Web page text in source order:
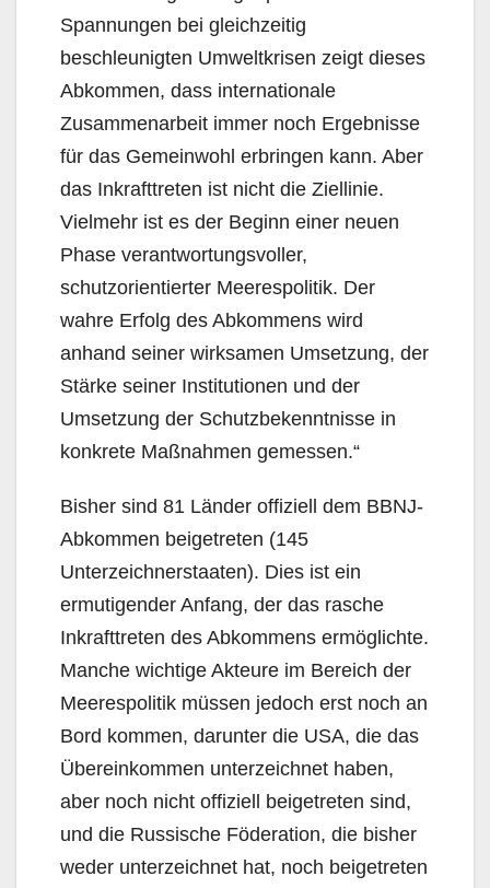
Spannungen bei gleichzeitig
beschleunigten Umweltkrisen zeigt dieses
Abkommen, dass internationale
Zusammenarbeit immer noch Ergebnisse
für das Gemeinwohl erbringen kann. Aber
das Inkrafttreten ist nicht die Ziellinie.
Vielmehr ist es der Beginn einer neuen
Phase verantwortungsvoller,
schutzorientierter Meerespolitik. Der
wahre Erfolg des Abkommens wird
anhand seiner wirksamen Umsetzung, der
Stärke seiner Institutionen und der
Umsetzung der Schutzbekenntnisse in
konkrete Maßnahmen gemessen.“
Bisher sind 81 Länder offiziell dem BBNJ-
Abkommen beigetreten (145
Unterzeichnerstaaten). Dies ist ein
ermutigender Anfang, der das rasche
Inkrafttreten des Abkommens ermöglichte.
Manche wichtige Akteure im Bereich der
Meerespolitik müssen jedoch erst noch an
Bord kommen, darunter die USA, die das
Übereinkommen unterzeichnet haben,
aber noch nicht offiziell beigetreten sind,
und die Russische Föderation, die bisher
weder unterzeichnet hat, noch beigetreten